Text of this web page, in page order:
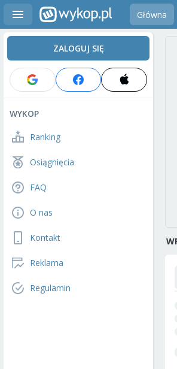
Główna
ZALOGUJ SIĘ
WYKOP
Ranking
Osiągnięcia
FAQ
O nas
Kontakt
Reklama
Regulamin